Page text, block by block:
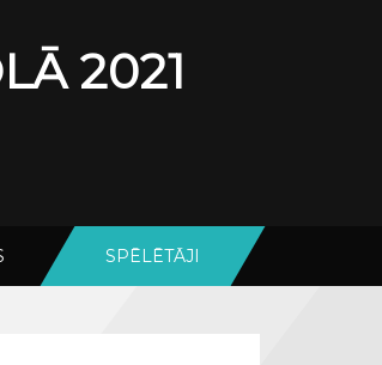
2021
SPĒLĒTĀJI